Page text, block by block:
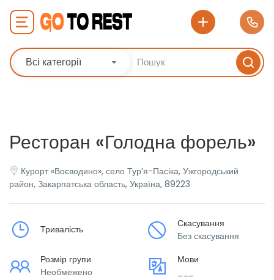
Всі категорії
Ресторан «Голодна форель»
Курорт «Воєводино», село Тур’я-Пасіка, Ужгородський
район, Закарпатська область, Україна, 89223
Тривалість
Скасування
Без скасування
Розмір групи
Необмежено
Мови